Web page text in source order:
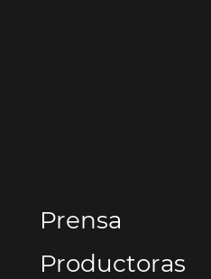
Prensa
Productoras